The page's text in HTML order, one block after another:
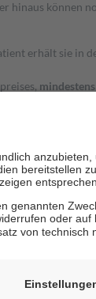
erhält sie
mindestens